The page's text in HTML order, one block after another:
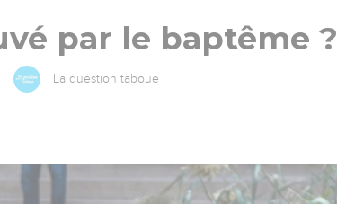
par le baptême ?
La question taboue